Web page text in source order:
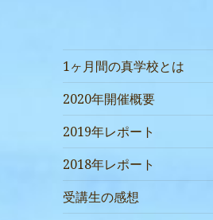
1ヶ月間の真学校とは
2020年開催概要
2019年レポート
2018年レポート
受講生の感想